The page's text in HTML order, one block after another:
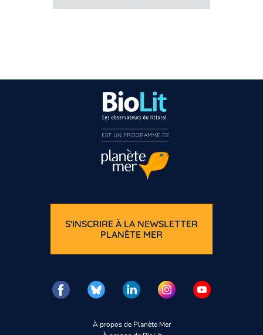
À propos de Planète Mer
S'INSCRIRE À LA NEWSLETTER
PLANÈTE MER